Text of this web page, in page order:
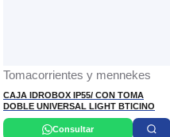
Tomacorrientes y mennekes
CAJA IDROBOX IP55/ CON TOMA
DOBLE UNIVERSAL LIGHT BTICINO
Consultar